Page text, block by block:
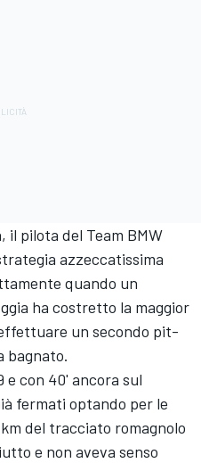
il pilota del Team BMW
azzeccatissima
quando un
ha costretto la maggior
un secondo pit-
bagnato.
e con 40' ancora sul
fermati optando per le
del tracciato romagnolo
e non aveva senso